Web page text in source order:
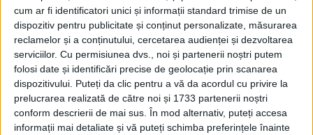
cum ar fi identificatori unici și informații standard trimise de un
dispozitiv pentru publicitate și conținut personalizate, măsurarea
reclamelor și a conținutului, cercetarea audienței și dezvoltarea
serviciilor. Cu permisiunea dvs., noi și partenerii noștri putem
folosi date și identificări precise de geolocație prin scanarea
dispozitivului. Puteți da clic pentru a vă da acordul cu privire la
prelucrarea realizată de către noi și 1733 partenerii noștri
conform descrierii de mai sus. În mod alternativ, puteți accesa
informații mai detaliate și vă puteți schimba preferințele înainte
modernă: Strousberg și Hallier
ETICHETE:
PUBLICAT IN CATEGORIILE: SEPTEMBRIE 2021
DISTRIBUIE ȘTIREA: FACEBOOK|TWITTER
DACĂ VA PLAC MATERIALELE PUBLICATE, VA INVITĂM SĂ NE URMĂRIȚI
ȘI PE PAGINA NOASTRĂ DE FACEBOOK